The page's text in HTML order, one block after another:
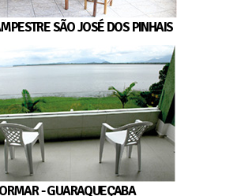
SÃO JOSÉ DOS PINHAIS
- GUARAQUEÇABA